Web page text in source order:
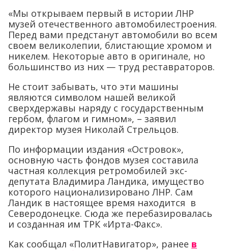
«Мы открываем первый в истории ЛНР
музей отечественного автомобилестроения.
Перед вами предстанут автомобили во всем
своем великолепии, блистающие хромом и
никелем. Некоторые авто в оригинале, но
большинство из них — труд реставраторов.
Не стоит забывать, что эти машины
являются символом нашей великой
сверхдержавы наряду с государственным
гербом, флагом и гимном», – заявил
директор музея Николай Стрельцов.
По информации издания «Островок»,
основную часть фондов музея составила
частная коллекция ретромобилей экс-
депутата Владимира Ландика, имущество
которого национализировано ЛНР. Сам
Ландик в настоящее время находится в
Северодонецке. Сюда же перебазировалась
и созданная им ТРК «Ирта-Факс».
Как сообщал «ПолитНавигатор», ранее в